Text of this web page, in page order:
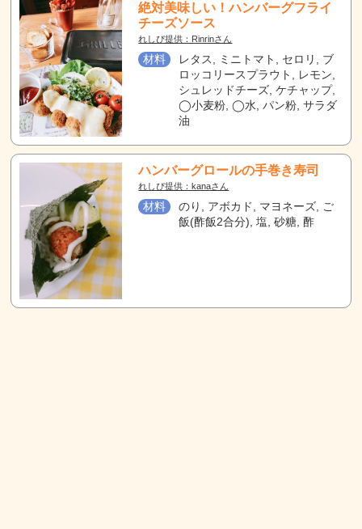
絶対美味しい！ハンバーグフライ
チーズソース
れしぴ提供：Rinrinさん
材料
レタス, ミニトマト, セロリ, ブ
ロッコリースプラウト, レモン,
シュレッドチーズ, ケチャップ,
◯小麦粉, ◯水, パン粉, サラダ
油
ハンバーグロールの手巻き寿司
れしぴ提供：kanaさん
材料
のり, アボカド, マヨネーズ, ご
飯(酢飯2合分), 塩, 砂糖, 酢